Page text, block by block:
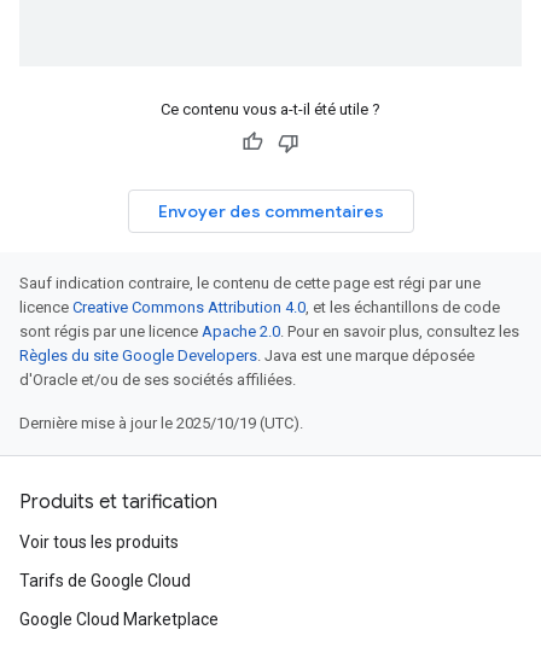
Ce contenu vous a-t-il été utile ?
Envoyer des commentaires
Sauf indication contraire, le contenu de cette page est régi par une
licence Creative Commons Attribution 4.0, et les échantillons de code
sont régis par une licence Apache 2.0. Pour en savoir plus, consultez les
Règles du site Google Developers. Java est une marque déposée
d'Oracle et/ou de ses sociétés affiliées.
Dernière mise à jour le 2025/10/19 (UTC).
Produits et tarification
Voir tous les produits
Tarifs de Google Cloud
Google Cloud Marketplace